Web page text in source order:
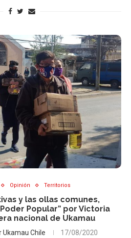
Opinión Territorios
y las ollas comunes,
Popular” por Victoria
nacional de Ukamau
Chile 17/08/2020